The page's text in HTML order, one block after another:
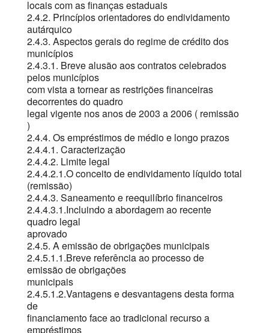
locais com as finanças estaduais
2.4.2. Princípios orientadores do endividamento
autárquico
2.4.3. Aspectos gerais do regime de crédito dos
municípios
2.4.3.1. Breve alusão aos contratos celebrados
pelos municípios
com vista a tornear as restrições financeiras
decorrentes do quadro
legal vigente nos anos de 2003 a 2006 ( remissão
)
2.4.4. Os empréstimos de médio e longo prazos
2.4.4.1. Caracterização
2.4.4.2. Limite legal
2.4.4.2.1.O conceito de endividamento líquido total
(remissão)
2.4.4.3. Saneamento e reequilíbrio financeiros
2.4.4.3.1.Incluindo a abordagem ao recente
quadro legal
aprovado
2.4.5. A emissão de obrigações municipais
2.4.5.1.1.Breve referência ao processo de
emissão de obrigações
municipais
2.4.5.1.2.Vantagens e desvantagens desta forma
de
financiamento face ao tradicional recurso a
empréstimos